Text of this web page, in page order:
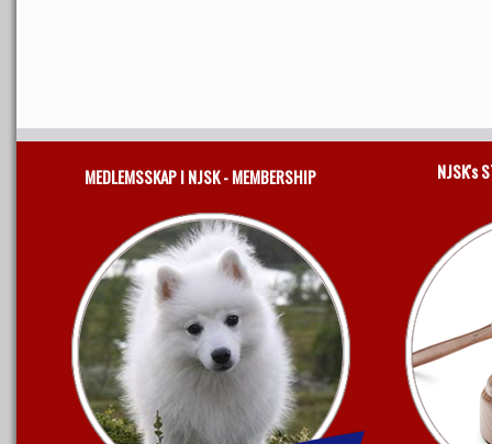
MEDLEMSSKAP I NJSK - MEMBERSHIP NJSK's